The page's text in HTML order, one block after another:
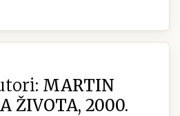
MARTIN
ŽIVOTA, 2000.